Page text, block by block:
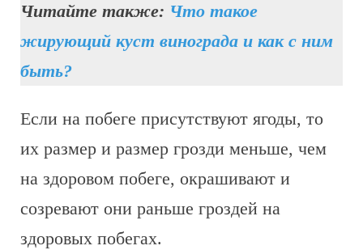
Читайте также: Что такое
жирующий куст винограда и как с ним
быть?
Если на побеге присутствуют ягоды, то
их размер и размер грозди меньше, чем
на здоровом побеге, окрашивают и
созревают они раньше гроздей на
здоровых побегах.